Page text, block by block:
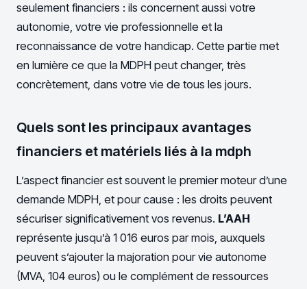
seulement financiers : ils concernent aussi votre
autonomie, votre vie professionnelle et la
reconnaissance de votre handicap. Cette partie met
en lumière ce que la MDPH peut changer, très
concrètement, dans votre vie de tous les jours.
Quels sont les principaux avantages
financiers et matériels liés à la mdph
L’aspect financier est souvent le premier moteur d’une
demande MDPH, et pour cause : les droits peuvent
sécuriser significativement vos revenus. L’AAH
représente jusqu’à 1 016 euros par mois, auxquels
peuvent s’ajouter la majoration pour vie autonome
(MVA, 104 euros) ou le complément de ressources